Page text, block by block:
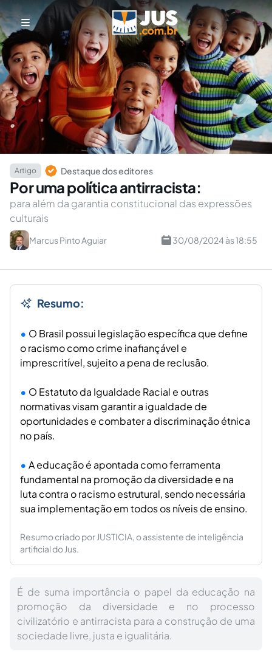
Artigo Destaque dos editores
Por uma política antirracista:
para além da garantia constitucional das expressões
culturais
Marcus Pinto Aguiar 30/08/2024 às 18:55
Resumo:
O Brasil possui legislação específica que define
o racismo como crime inafiançável e
imprescritível, sujeito a pena de reclusão.
O Estatuto da Igualdade Racial e outras
normativas visam garantir a igualdade de
oportunidades e combater a discriminação étnica
no país.
A educação é apontada como ferramenta
fundamental na promoção da diversidade e na
luta contra o racismo estrutural, sendo necessária
sua implementação em todos os níveis de ensino.
Resumo criado por JUSTICIA, o assistente de inteligência
artificial do Jus.
É de suma importância o papel da educação na
promoção da diversidade e no processo
civilizatório e antirracista para a construção de uma
sociedade livre, justa e igualitária.